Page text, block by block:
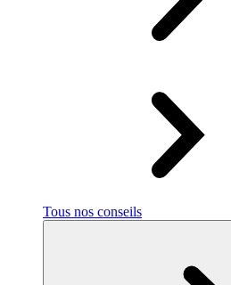
Tous nos conseils